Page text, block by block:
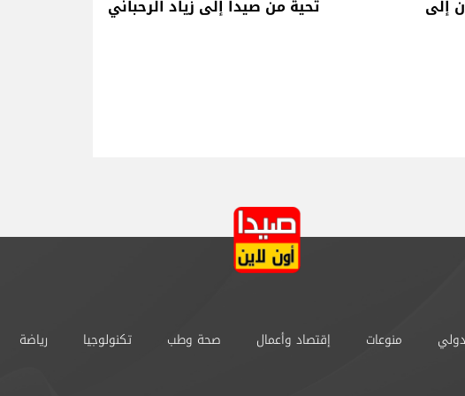
إلى
تحية من صيدا إلى زياد الرحباني
منوعات إقتصاد وأعمال صحة وطب تكنولوجيا رياضة